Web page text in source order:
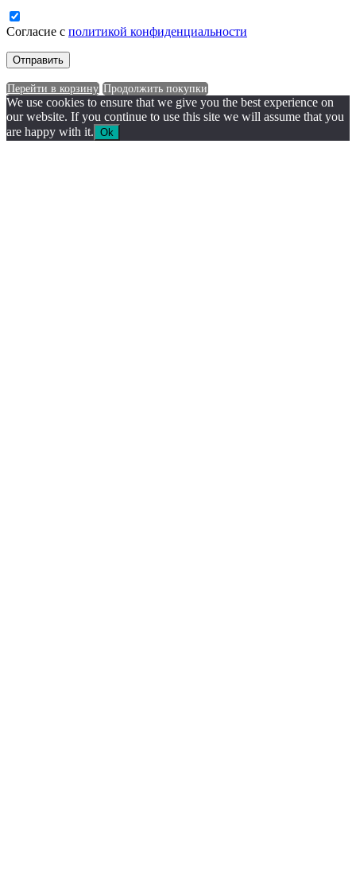
Согласие с политикой конфиденциальности
Перейти в корзину Продолжить покупки
We use cookies to ensure that we give you the best experience on
our website. If you continue to use this site we will assume that you
are happy with it. Ok